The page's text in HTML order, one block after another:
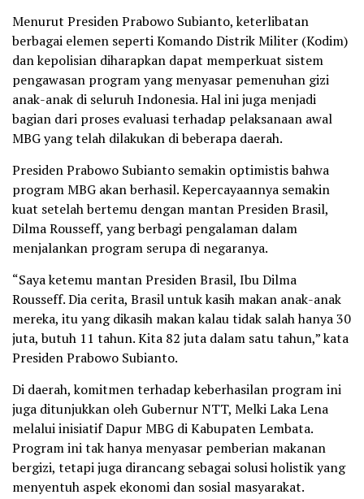
Menurut Presiden Prabowo Subianto, keterlibatan
berbagai elemen seperti Komando Distrik Militer (Kodim)
dan kepolisian diharapkan dapat memperkuat sistem
pengawasan program yang menyasar pemenuhan gizi
anak-anak di seluruh Indonesia. Hal ini juga menjadi
bagian dari proses evaluasi terhadap pelaksanaan awal
MBG yang telah dilakukan di beberapa daerah.
Presiden Prabowo Subianto semakin optimistis bahwa
program MBG akan berhasil. Kepercayaannya semakin
kuat setelah bertemu dengan mantan Presiden Brasil,
Dilma Rousseff, yang berbagi pengalaman dalam
menjalankan program serupa di negaranya.
“Saya ketemu mantan Presiden Brasil, Ibu Dilma
Rousseff. Dia cerita, Brasil untuk kasih makan anak-anak
mereka, itu yang dikasih makan kalau tidak salah hanya 30
juta, butuh 11 tahun. Kita 82 juta dalam satu tahun,” kata
Presiden Prabowo Subianto.
Di daerah, komitmen terhadap keberhasilan program ini
juga ditunjukkan oleh Gubernur NTT, Melki Laka Lena
melalui inisiatif Dapur MBG di Kabupaten Lembata.
Program ini tak hanya menyasar pemberian makanan
bergizi, tetapi juga dirancang sebagai solusi holistik yang
menyentuh aspek ekonomi dan sosial masyarakat.